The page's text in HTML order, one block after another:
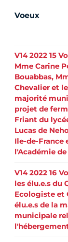
Voeux
V14 2022 15
Mme Carine
Bouabbas,
Chevalier et
majorité
projet de
Friant du
Lucas de
Ile-de-France
l'Académie
V14 2022 16
les élu.e.s du
Ecologiste et
élu.e.s de la
municipale